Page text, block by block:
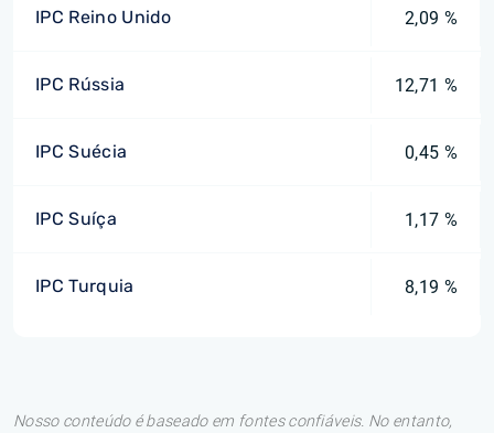
IPC Reino Unido 2,09 %
IPC Rússia 12,71 %
IPC Suécia 0,45 %
IPC Suíça 1,17 %
IPC Turquia 8,19 %
Nosso conteúdo é baseado em fontes confiáveis. No entanto,